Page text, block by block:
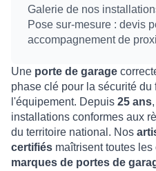
Galerie de nos
Pose sur-mesure : devis
accompagnement de
Une porte de garage
phase clé pour la sécurité
l'équipement. Depuis 25 ans,
installations conformes aux
du territoire national. Nos
certifiés maîtrisent toutes
marques de portes de